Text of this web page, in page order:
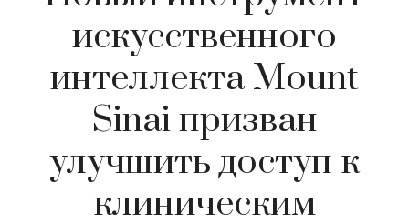
искусственного
интеллекта Mount
Sinai призван
улучшить доступ к
клиническим